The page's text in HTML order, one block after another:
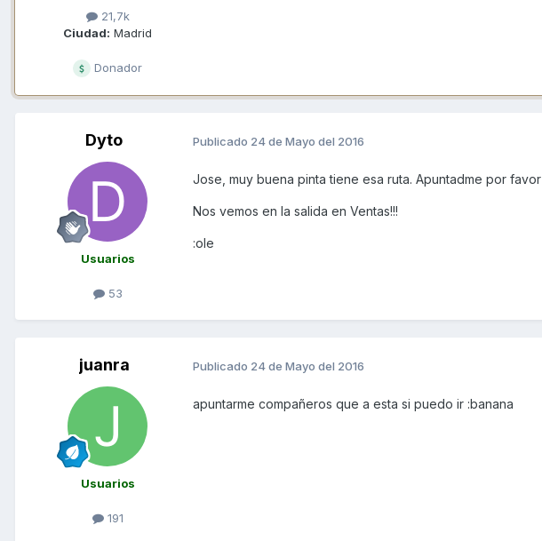
21,7k
Ciudad: Madrid
Donador
Dyto
Usuarios
53
Publicado 24 de Mayo del 2016
Jose, muy buena pinta tiene esa ruta. Apuntadme por favor
Nos vemos en la salida en Ventas!!!
:ole
juanra
Usuarios
191
Publicado 24 de Mayo del 2016
apuntarme compañeros que a esta si puedo ir :banana